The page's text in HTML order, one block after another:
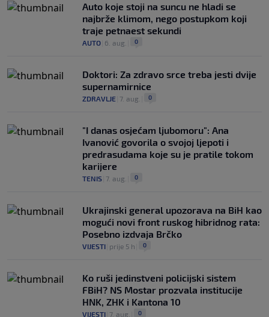
Auto koje stoji na suncu ne hladi se
najbrže klimom, nego postupkom koji
traje petnaest sekundi
AUTO 6. aug. 0
Doktori: Za zdravo srce treba jesti dvije
supernamirnice
ZDRAVLJE 7. aug. 0
"I danas osjećam ljubomoru": Ana
Ivanović govorila o svojoj ljepoti i
predrasudama koje su je pratile tokom
karijere
TENIS 7. aug. 0
Ukrajinski general upozorava na BiH kao
mogući novi front ruskog hibridnog rata:
Posebno izdvaja Brčko
VIJESTI prije 5 h 0
Ko ruši jedinstveni policijski sistem
FBiH? NS Mostar prozvala institucije
HNK, ZHK i Kantona 10
VIJESTI 7. aug. 0